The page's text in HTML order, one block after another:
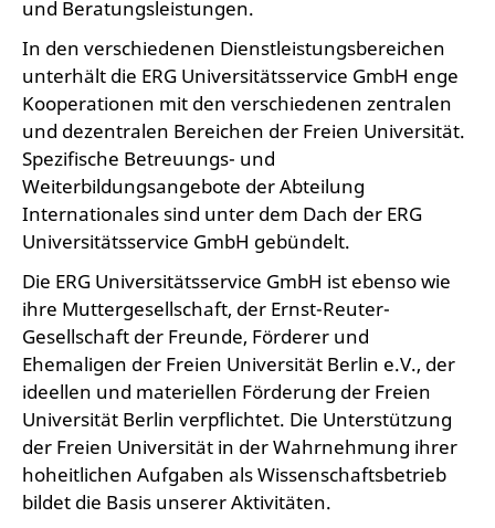
und Beratungsleistungen.
In den verschiedenen Dienstleistungsbereichen
unterhält die ERG Universitätsservice GmbH enge
Kooperationen mit den verschiedenen zentralen
und dezentralen Bereichen der Freien Universität.
Spezifische Betreuungs- und
Weiterbildungsangebote der Abteilung
Internationales sind unter dem Dach der ERG
Universitätsservice GmbH gebündelt.
Die ERG Universitätsservice GmbH ist ebenso wie
ihre Muttergesellschaft, der Ernst-Reuter-
Gesellschaft der Freunde, Förderer und
Ehemaligen der Freien Universität Berlin e.V., der
ideellen und materiellen Förderung der Freien
Universität Berlin verpflichtet. Die Unterstützung
der Freien Universität in der Wahrnehmung ihrer
hoheitlichen Aufgaben als Wissenschaftsbetrieb
bildet die Basis unserer Aktivitäten.